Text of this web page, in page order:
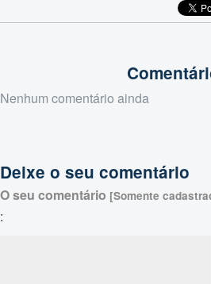
Nenhum comentário ainda
Deixe o seu comentário
O seu comentário [Somente
: